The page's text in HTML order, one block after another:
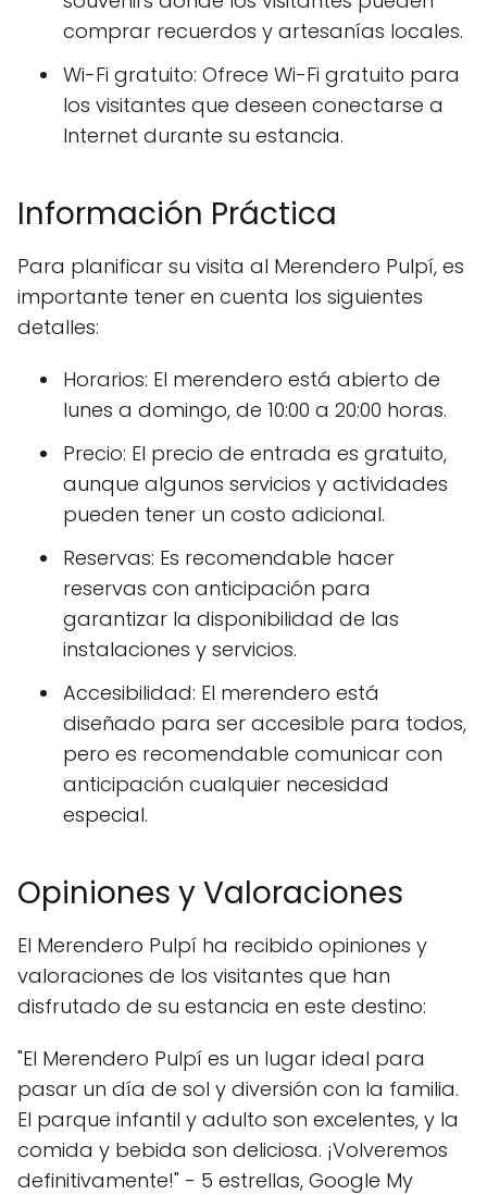
comprar recuerdos y artesanías locales.
Wi-Fi gratuito: Ofrece Wi-Fi gratuito para
los visitantes que deseen conectarse a
Internet durante su estancia.
Información Práctica
Para planificar su visita al Merendero Pulpí, es
importante tener en cuenta los siguientes
detalles:
Horarios: El merendero está abierto de
lunes a domingo, de 10:00 a 20:00 horas.
Precio: El precio de entrada es gratuito,
aunque algunos servicios y actividades
pueden tener un costo adicional.
Reservas: Es recomendable hacer
reservas con anticipación para
garantizar la disponibilidad de las
instalaciones y servicios.
Accesibilidad: El merendero está
diseñado para ser accesible para todos,
pero es recomendable comunicar con
anticipación cualquier necesidad
especial.
Opiniones y Valoraciones
El Merendero Pulpí ha recibido opiniones y
valoraciones de los visitantes que han
disfrutado de su estancia en este destino:
"El Merendero Pulpí es un lugar ideal para
pasar un día de sol y diversión con la familia.
El parque infantil y adulto son excelentes, y la
comida y bebida son deliciosa. ¡Volveremos
definitivamente!" - 5 estrellas, Google My